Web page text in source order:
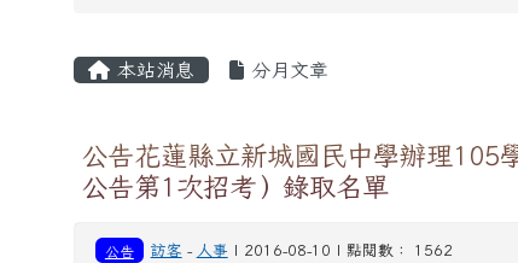
主內容區域
本站消息 分月文章
公告花蓮縣立新城國民中學辦理105
公告第1次招考）錄取名單
公告 訪客 - 人事 | 2016-08-10 | 點閱數： 1562